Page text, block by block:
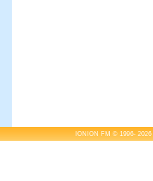
IONION FM © 1996-